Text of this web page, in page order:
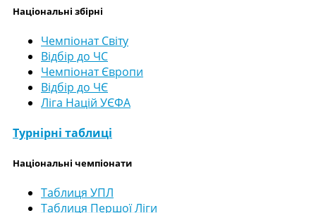
Національні збірні
Чемпіонат Світу
Відбір до ЧС
Чемпіонат Європи
Відбір до ЧЄ
Ліга Націй УЄФА
Турнірні таблиці
Національні чемпіонати
Таблиця УПЛ
Таблиця Першої Ліги